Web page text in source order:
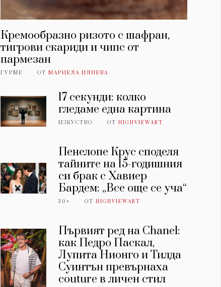
Кремообразно ризото с шафран,
тигрови скариди и чипс от
пармезан
ГУРМЕ ОТ МАРИЕЛА ИЛИЕВА
17 секунди: колко
гледаме една картина
ИЗКУСТВО ОТHIGHVIEWART
Пенелопе Крус споделя
тайните на 15-годишния
си брак с Хавиер
Бардем: „Все още се уча“
30+ ОТHIGHVIEWART
Първият ред на Chanel:
как Педро Паскал,
Лупита Нионго и Тилда
Суинтън превърнаха
couture в личен стил